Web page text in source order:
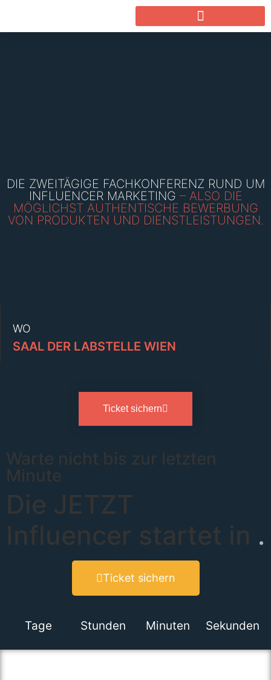
DIE ZWEITÄGIGE FACHKONFERENZ RUND UM
INFLUENCER MARKETING – ALSO DIE
MÖGLICHST AUTHENTISCHE BEWERBUNG
VON PRODUKTEN UND DIENSTLEISTUNGEN.
WO
SAAL DER LABSTELLE WIEN
Ticket sichern
Warte nicht bis zur letzten
Minute
Die JETZT
Influencer startet in .
Ticket sichern
Tage Stunden Minuten Sekunden